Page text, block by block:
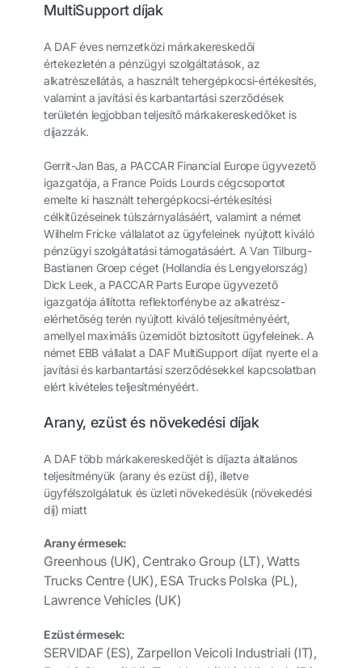
MultiSupport díjak
A DAF éves nemzetközi márkakereskedői
értekezletén a pénzügyi szolgáltatások, az
alkatrészellátás, a használt tehergépkocsi-értékesítés,
valamint a javítási és karbantartási szerződések
területén legjobban teljesítő márkakereskedőket is
díjazzák.
Gerrit-Jan Bas, a PACCAR Financial Europe ügyvezető
igazgatója, a France Poids Lourds cégcsoportot
emelte ki használt tehergépkocsi-értékesítési
célkitűzéseinek túlszárnyalásáért, valamint a német
Wilhelm Fricke vállalatot az ügyfeleinek nyújtott kiváló
pénzügyi szolgáltatási támogatásáért. A Van Tilburg-
Bastianen Groep céget (Hollandia és Lengyelország)
Dick Leek, a PACCAR Parts Europe ügyvezető
igazgatója állította reflektorfénybe az alkatrész-
elérhetőség terén nyújtott kiváló teljesítményéért,
amellyel maximális üzemidőt biztosított ügyfeleinek. A
német EBB vállalat a DAF MultiSupport díjat nyerte el a
javítási és karbantartási szerződésekkel kapcsolatban
elért kivételes teljesítményéért.
Arany, ezüst és növekedési díjak
A DAF több márkakereskedőjét is díjazta általános
teljesítményük (arany és ezüst díj), illetve
ügyfélszolgálatuk és üzleti növekedésük (növekedési
díj) miatt
Arany érmesek:
Greenhous (UK), Centrako Group (LT), Watts
Trucks Centre (UK), ESA Trucks Polska (PL),
Lawrence Vehicles (UK)
Ezüst érmesek:
SERVIDAF (ES), Zarpellon Veicoli Industriali (IT),